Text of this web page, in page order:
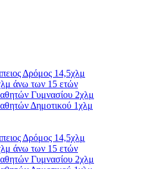
Δρόμος 14,5χλμ
άνω των 15 ετών
Γυμνασίου 2χλμ
Δημοτικού 1χλμ
Δρόμος 14,5χλμ
άνω των 15 ετών
Γυμνασίου 2χλμ